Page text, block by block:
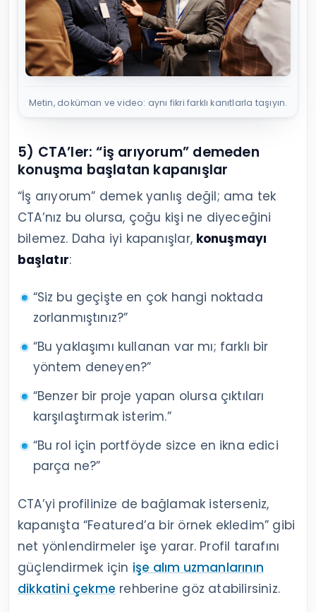
Metin, doküman ve video: aynı fikri farklı kanıtlarla taşıyın.
5) CTA’ler: “iş arıyorum” demeden
konuşma başlatan kapanışlar
“İş arıyorum” demek yanlış değil; ama tek
CTA’nız bu olursa, çoğu kişi ne diyeceğini
bilemez. Daha iyi kapanışlar, konuşmayı
başlatır:
“Siz bu geçişte en çok hangi noktada
zorlanmıştınız?”
“Bu yaklaşımı kullanan var mı; farklı bir
yöntem deneyen?”
“Benzer bir proje yapan olursa çıktıları
karşılaştırmak isterim.”
“Bu rol için portföyde sizce en ikna edici
parça ne?”
CTA’yi profilinize de bağlamak isterseniz,
kapanışta “Featured’a bir örnek ekledim” gibi
net yönlendirmeler işe yarar. Profil tarafını
güçlendirmek için işe alım uzmanlarının
dikkatini çekme rehberine göz atabilirsiniz.